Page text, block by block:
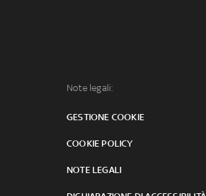
Note legali:
GESTIONE COOKIE
COOKIE POLICY
NOTE LEGALI